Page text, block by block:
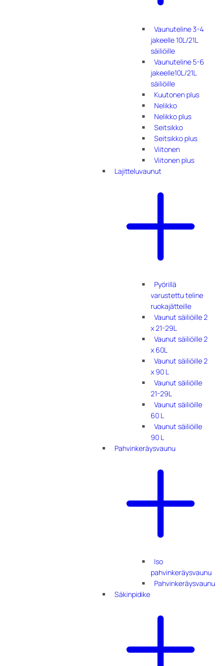
Vaunuteline 3-4
jakeelle 10L/21L
säiliöille
Vaunuteline 5-6
jakeelle10L/21L
säiliöille
Kuutonen plus
Nelikko
Nelikko plus
Seitsikko
Seitsikko plus
Viitonen
Viitonen plus
Lajitteluvaunut
Pyörillä
varustettu teline
ruokajätteille
Vaunut säiliöille 2
x 21-29L
Vaunut säiliöille 2
x 60L
Vaunut säiliöille 2
x 90 L
Vaunut säiliöille
21-29L
Vaunut säiliöille
60 L
Vaunut säiliöille
90 L
Pahvinkeräysvaunu
Iso
pahvinkeräysvaunu
Pahvinkeräysvaunu
Säkinpidike